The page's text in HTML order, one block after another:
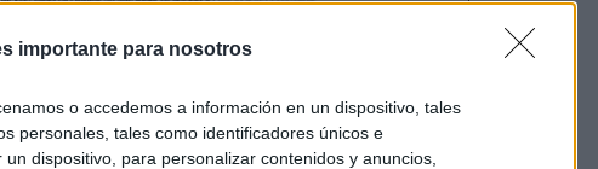
importante para nosotros
o accedemos a información en un dispositivo, tales
personales, tales como identificadores únicos e
dispositivo, para personalizar contenidos y anuncios,